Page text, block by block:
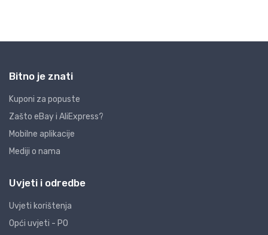
Bitno je znati
Kuponi za popuste
Zašto eBay i AliExpress?
Mobilne aplikacije
Mediji o nama
Uvjeti i odredbe
Uvjeti korištenja
Opći uvjeti - PO